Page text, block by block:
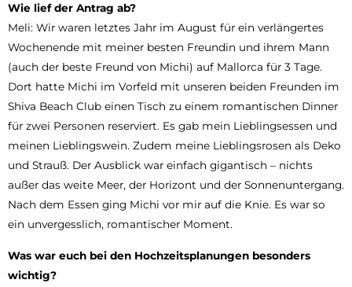
Wie lief der Antrag ab?
Meli: Wir waren letztes Jahr im August für ein verlängertes
Wochenende mit meiner besten Freundin und ihrem Mann
(auch der beste Freund von Michi) auf Mallorca für 3 Tage.
Dort hatte Michi im Vorfeld mit unseren beiden Freunden im
Shiva Beach Club einen Tisch zu einem romantischen Dinner
für zwei Personen reserviert. Es gab mein Lieblingsessen und
meinen Lieblingswein. Zudem meine Lieblingsrosen als Deko
und Strauß. Der Ausblick war einfach gigantisch – nichts
außer das weite Meer, der Horizont und der Sonnenuntergang.
Nach dem Essen ging Michi vor mir auf die Knie. Es war so
ein unvergesslich, romantischer Moment.
Was war euch bei den Hochzeitsplanungen besonders
wichtig?